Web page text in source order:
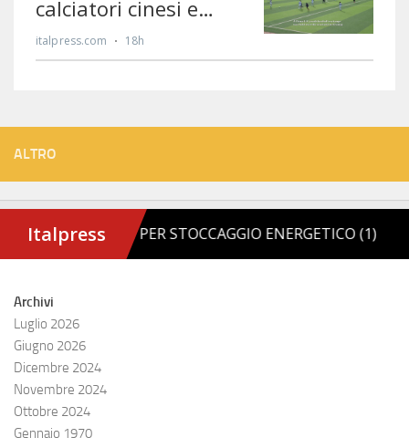
ALTRO
Archivi
Luglio 2026
Giugno 2026
Dicembre 2024
Novembre 2024
Ottobre 2024
Gennaio 1970